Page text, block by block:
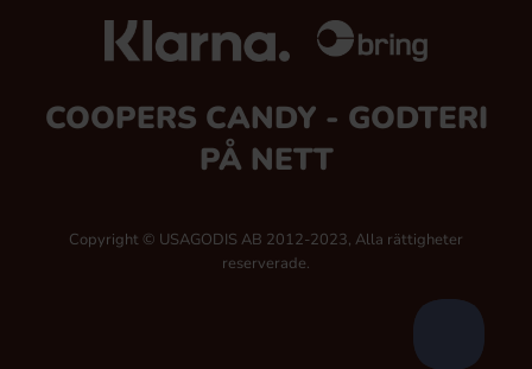
COOPERS CANDY - GODTERI
PÅ NETT
Copyright © USAGODIS AB 2012-2023, Alla rättigheter
reserverade.